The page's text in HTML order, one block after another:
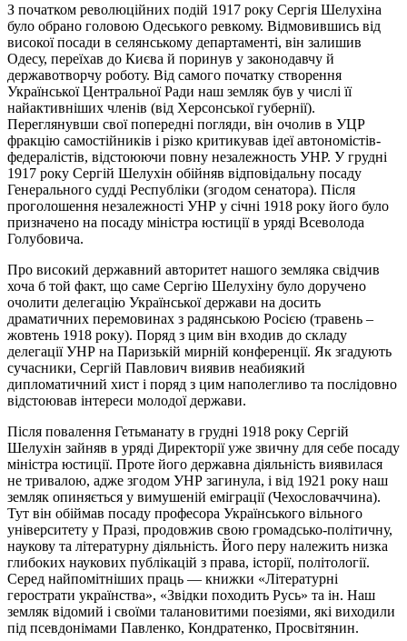
З початком революційних подій 1917 року Сергія Шелухіна
було обрано головою Одеського ревкому. Відмовившись від
високої посади в селянському департаменті, він залишив
Одесу, переїхав до Києва й поринув у законодавчу й
державотворчу роботу. Від самого початку створення
Української Центральної Ради наш земляк був у числі її
найактивніших членів (від Херсонської губернії).
Переглянувши свої попередні погляди, він очолив в УЦР
фракцію самостійників і різко критикував ідеї автономістів-
федералістів, відстоюючи повну незалежность УНР. У грудні
1917 року Сергій Шелухін обійняв відповідальну посаду
Генерального судді Республіки (згодом сенатора). Після
проголошення незалежності УНР у січні 1918 року його було
призначено на посаду міністра юстиції в уряді Всеволода
Голубовича.
Про високий державний авторитет нашого земляка свідчив
хоча б той факт, що саме Сергію Шелухіну було доручено
очолити делегацію Української держави на досить
драматичних перемовинах з радянською Росією (травень –
жовтень 1918 року). Поряд з цим він входив до складу
делегації УНР на Паризькій мирній конференції. Як згадують
сучасники, Сергій Павлович виявив неабиякий
дипломатичний хист і поряд з цим наполегливо та послідовно
відстоював інтереси молодої держави.
Після повалення Гетьманату в грудні 1918 року Сергій
Шелухін зайняв в уряді Директорії уже звичну для себе посаду
міністра юстиції. Проте його державна діяльність виявилася
не тривалою, адже згодом УНР загинула, і від 1921 року наш
земляк опиняється у вимушеній еміграції (Чехословаччина).
Тут він обіймав посаду професора Українського вільного
університету у Празі, продовжив свою громадсько-політичну,
наукову та літературну діяльність. Його перу належить низка
глибоких наукових публікацій з права, історії, політології.
Серед найпомітніших праць — книжки «Літературні
герострати українства», «Звідки походить Русь» та ін. Наш
земляк відомий і своїми талановитими поезіями, які виходили
під псевдонімами Павленко, Кондратенко, Просвітянин.